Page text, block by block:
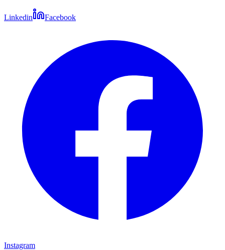
Linkedin Facebook
Instagram